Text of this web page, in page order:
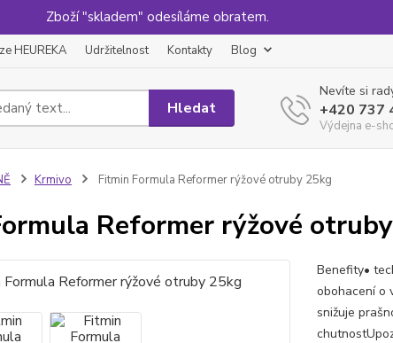
Zboží "skladem" odesíláme obratem.
HEUREKA Udržitelnost Kontakty Blog
Hledat
Nevíte si
+420 737
Výdejna e-
Krmivo Fitmin Formula Reformer rýžové otruby 25kg
Reformer rýžové
Benefity•
obohacení o
snižuje